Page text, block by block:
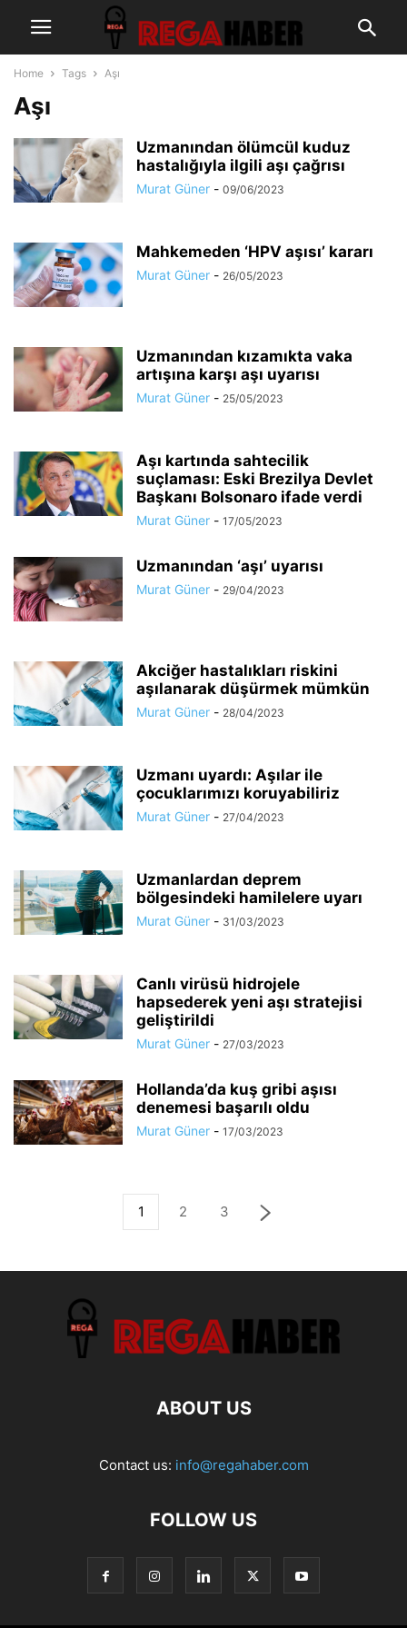
Home Tags Aşı
Aşı
Uzmanından ölümcül kuduz
hastalığıyla ilgili aşı çağrısı
Murat Güner - 09/06/2023
Mahkemeden ‘HPV aşısı’ kararı
Murat Güner - 26/05/2023
Uzmanından kızamıkta vaka
artışına karşı aşı uyarısı
Murat Güner - 25/05/2023
Aşı kartında sahtecilik
suçlaması: Eski Brezilya Devlet
Başkanı Bolsonaro ifade verdi
Murat Güner - 17/05/2023
Uzmanından ‘aşı’ uyarısı
Murat Güner - 29/04/2023
Akciğer hastalıkları riskini
aşılanarak düşürmek mümkün
Murat Güner - 28/04/2023
Uzmanı uyardı: Aşılar ile
çocuklarımızı koruyabiliriz
Murat Güner - 27/04/2023
Uzmanlardan deprem
bölgesindeki hamilelere uyarı
Murat Güner - 31/03/2023
Canlı virüsü hidrojele
hapsederek yeni aşı stratejisi
geliştirildi
Murat Güner - 27/03/2023
Hollanda’da kuş gribi aşısı
denemesi başarılı oldu
Murat Güner - 17/03/2023
1 2 3
ABOUT US
Contact us: info@regahaber.com
FOLLOW US